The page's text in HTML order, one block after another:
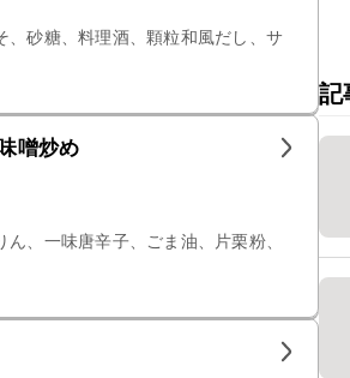
、砂糖、料理酒、顆粒和風だし、サ
噌炒め
、一味唐辛子、ごま油、片栗粉、
記